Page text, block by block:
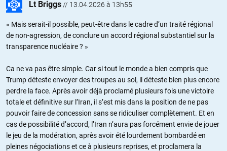
Lt Briggs // 13.04.2026 à 13h55
« Mais serait-il possible, peut-être dans le cadre d’un traité régional
de non-agression, de conclure un accord régional substantiel sur la
transparence nucléaire ? »
Ca ne va pas être simple. Car si tout le monde a bien compris que
Trump déteste envoyer des troupes au sol, il déteste bien plus encore
perdre la face. Après avoir déjà proclamé plusieurs fois une victoire
totale et définitive sur l’Iran, il s’est mis dans la position de ne pas
pouvoir faire de concession sans se ridiculiser complètement. Et en
cas de possibilité d’accord, l’Iran n’aura pas forcément envie de jouer
le jeu de la modération, après avoir été lourdement bombardé en
pleines négociations et ce à plusieurs reprises, et proclamera la